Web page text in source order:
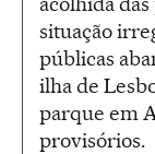
situação
públicas
ilha de
parque em
provisórios.